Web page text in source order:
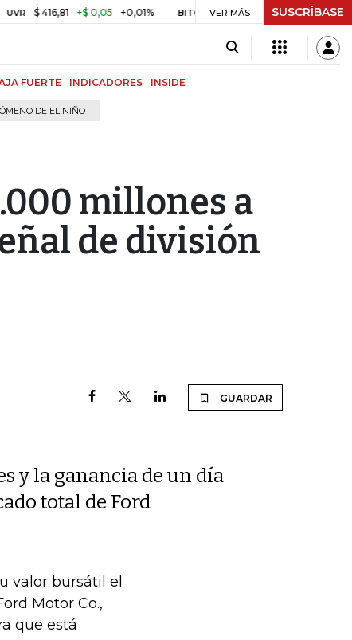
$ 416,81 +$ 0,05 +0,01% BITCOIN US$ 64.968,40 US$ 856,80
VER MÁS SUSCRÍBASE
FUERTE INDICADORES INSIDE
DE EL NIÑO
millones a
de división
GUARDAR
y la ganancia de un día
total de Ford
valor bursátil el
Motor Co.,
que está